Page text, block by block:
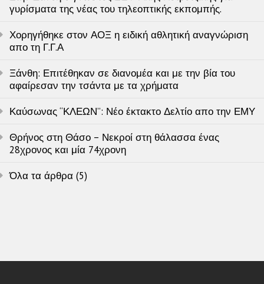
γυρίσματα της νέας του τηλεοπτικής εκπομπής.
Χορηγήθηκε στον ΑΟΞ η ειδική αθλητική αναγνώριση
απο τη Γ.Γ.Α
Ξάνθη: Επιτέθηκαν σε διανομέα και με την βία του
αφαίρεσαν την τσάντα με τα χρήματα
Καύσωνας “ΚΛΕΩΝ”: Νέο έκτακτο Δελτίο απο την ΕΜΥ
Θρήνος στη Θάσο – Νεκροί στη θάλασσα ένας
28χρονος και μία 74χρονη
Όλα τα άρθρα (5)